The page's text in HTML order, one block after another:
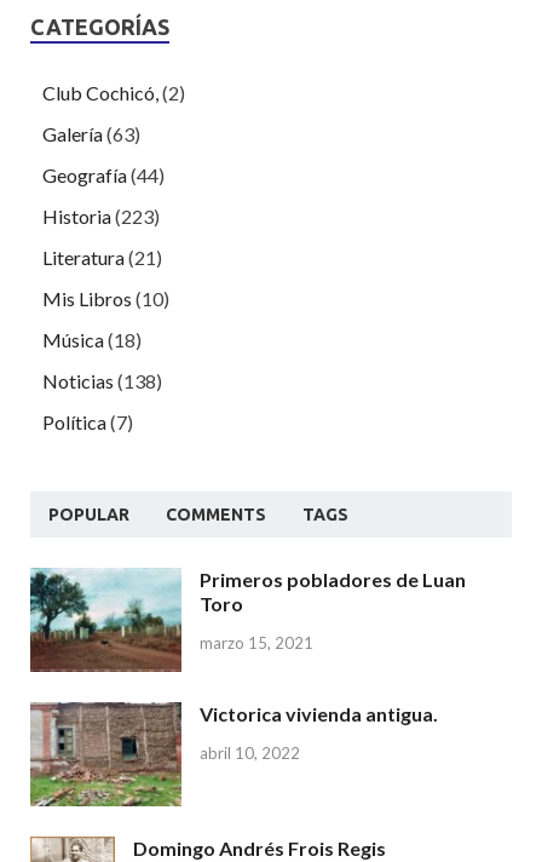
CATEGORÍAS
Club Cochicó,(2)
Galería(63)
Geografía(44)
Historia(223)
Literatura(21)
Mis Libros (10)
Música(18)
Noticias (138)
Política(7)
POPULAR COMMENTS TAGS
Primeros pobladores de Luan
Toro
marzo 15, 2021
Victorica vivienda antigua.
abril 10, 2022
Domingo Andrés Frois Regis